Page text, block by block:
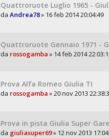
Quattroruote Luglio 1965 -
da Andrea78» 16 feb 2014 20:04:49
Quattroruote Gennaio 1971 -
da rossogamba » 14 feb 2014
Prova Alfa Romeo Giulia TI
da rossogamba » 20 nov 2013
Prova in pista Giulia Super
da giuliasuper69» 12 nov 2013